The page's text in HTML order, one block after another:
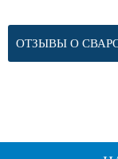
ОТЗЫВЫ О